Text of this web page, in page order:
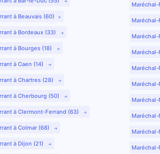
à Beauvais (60)
à Bordeaux (33)
à Bourges (18)
à Caen (14)
à Chartres (28)
à Cherbourg (50)
à Clermont-Ferrand (63)
à Colmar (68)
à Dijon (21)
Maréchal-
Maréchal-
Maréchal-
Maréchal-
Maréchal-
Maréchal-